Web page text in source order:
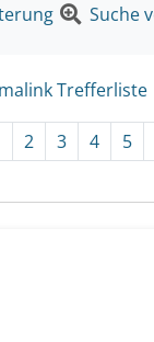
Suche
Trefferliste
2 3 4 5